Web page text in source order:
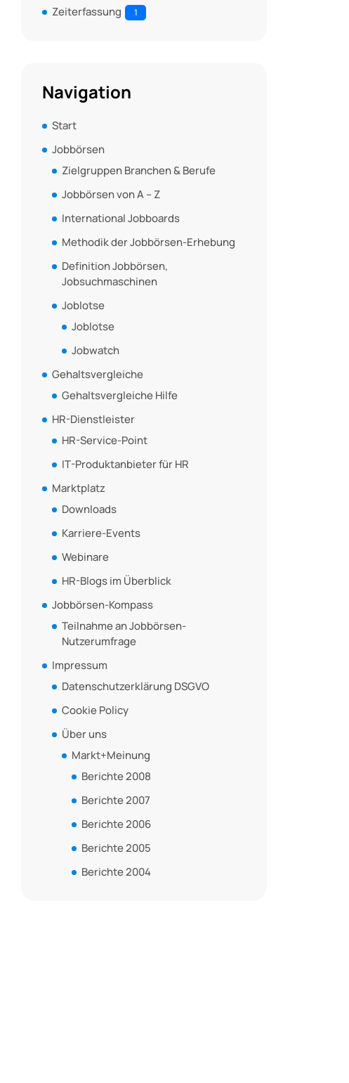
Zeiterfassung 1
Navigation
Start
Jobbörsen
Zielgruppen Branchen & Berufe
Jobbörsen von A – Z
International Jobboards
Methodik der Jobbörsen-Erhebung
Definition Jobbörsen,
Jobsuchmaschinen
Joblotse
Joblotse
Jobwatch
Gehaltsvergleiche
Gehaltsvergleiche Hilfe
HR-Dienstleister
HR-Service-Point
IT-Produktanbieter für HR
Marktplatz
Downloads
Karriere-Events
Webinare
HR-Blogs im Überblick
Jobbörsen-Kompass
Teilnahme an Jobbörsen-
Nutzerumfrage
Impressum
Datenschutzerklärung DSGVO
Cookie Policy
Über uns
Markt+Meinung
Berichte 2008
Berichte 2007
Berichte 2006
Berichte 2005
Berichte 2004